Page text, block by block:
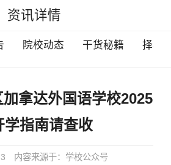
资讯详情
院校动态 干货秘籍 择校
拿达外国语学校2025
学指南请查收
内容来源于：学校公众号